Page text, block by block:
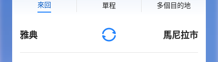
來回 單程 多個目的地
雅典 馬尼拉市